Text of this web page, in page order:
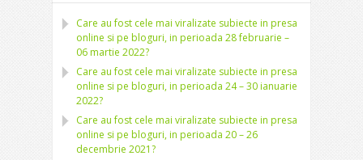
Care au fost cele mai viralizate subiecte in presa
online si pe bloguri, in perioada 28 februarie –
06 martie 2022?
Care au fost cele mai viralizate subiecte in presa
online si pe bloguri, in perioada 24 – 30 ianuarie
2022?
Care au fost cele mai viralizate subiecte in presa
online si pe bloguri, in perioada 20 – 26
decembrie 2021?